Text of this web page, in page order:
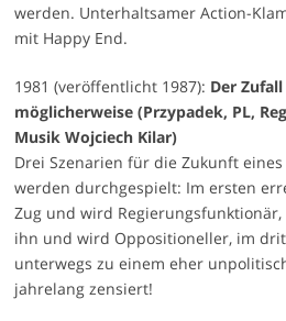
werden. Unterhaltsamer Action-
mit Happy End.
1981 (veröffentlicht 1987): Der Zufall
möglicherweise (Przypadek, PL,
Musik Wojciech Kilar)
Drei Szenarien für die Zukunft
werden durchgespielt: Im ersten
Zug und wird
ihn und wird Oppositioneller, im
unterwegs zu einem eher
jahrelang zensiert!